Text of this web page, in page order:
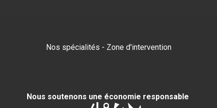
Nos spécialités - Zone d'intervention
Nous soutenons une économie responsable